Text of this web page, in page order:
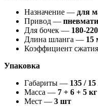
Назначение — для
Привод —
Для бочек — 180-
Длина шланга — 15
Коэффициент
Упаковка
Габариты — 135 / 15
Масса — 7 + 6 + 5 кг
Мест — 3 шт